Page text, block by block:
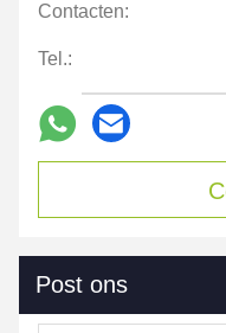
Contacten:
Tel.:
Post ons